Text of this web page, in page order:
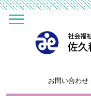
お問い合わせ